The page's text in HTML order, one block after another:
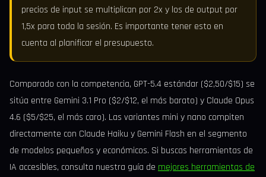
precios de input se multiplican por 2x y los de output por
1,5x para toda la sesión. Es importante tener esto en
cuenta al planificar el presupuesto.
Comparado con la competencia, GPT-5.4 estándar ($2,50/$15) se
sitúa entre Gemini 3.1 Pro ($2/$12, el más barato) y Claude Opus
4.6 ($5/$25, el más caro). Las variantes mini y nano compiten
directamente con Claude Haiku y Gemini Flash en el segmento
de modelos pequeños y económicos. Si buscas herramientas de
IA accesibles, consulta nuestra guía de mejores herramientas de